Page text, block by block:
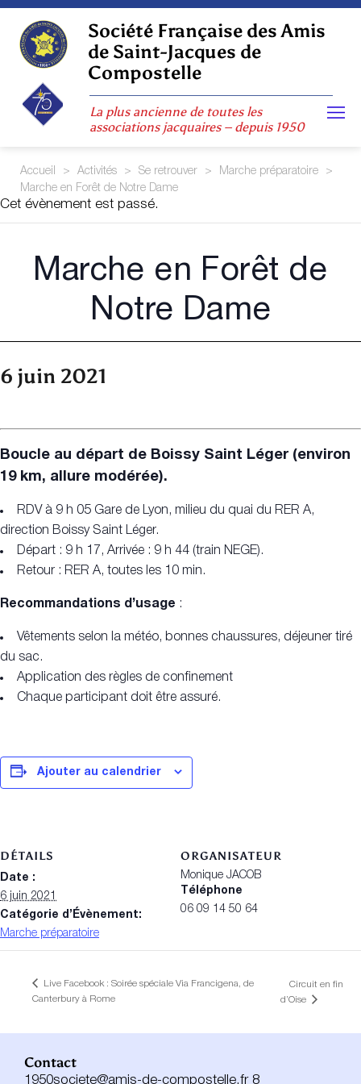
Skip
content
Société Française des Amis
de Saint-Jacques de
Compostelle
La plus ancienne de toutes les
associations jacquaires – depuis 1950
Accueil > Activités > Se retrouver > Marche préparatoire
>
Marche en Forêt de Notre Dame
Cet évènement est passé.
Marche en Forêt de
Notre Dame
6 juin 2021
Boucle au départ de Boissy Saint Léger (environ
19 km, allure modérée).
RDV à 9 h 05 Gare de Lyon, milieu du quai du RER A,
direction Boissy Saint Léger.
Départ : 9 h 17, Arrivée : 9 h 44 (train NEGE).
Retour : RER A, toutes les 10 min.
Recommandations d’usage :
Vêtements selon la météo, bonnes chaussures, déjeuner tiré
du sac.
Application des règles de confinement
Chaque participant doit être assuré.
Ajouter au calendrier
DÉTAILS
Date :
6 juin 2021
Catégorie d’Évènement:
Marche préparatoire
ORGANISATEUR
Monique JACOB
Téléphone
06 09 14 50 64
Live Facebook : Soirée spéciale Via Francigena, de
Canterbury à Rome
Circuit en fin
d’Oise
Contact
1950societe@amis-de-compostelle.fr 8